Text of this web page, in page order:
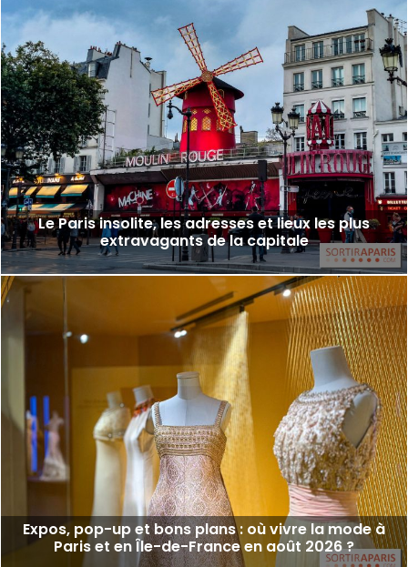
Le Paris insolite, les adresses et lieux les plus
extravagants de la capitale
Expos, pop-up et bons plans : où vivre la mode à
Paris et en Île-de-France en août 2026 ?